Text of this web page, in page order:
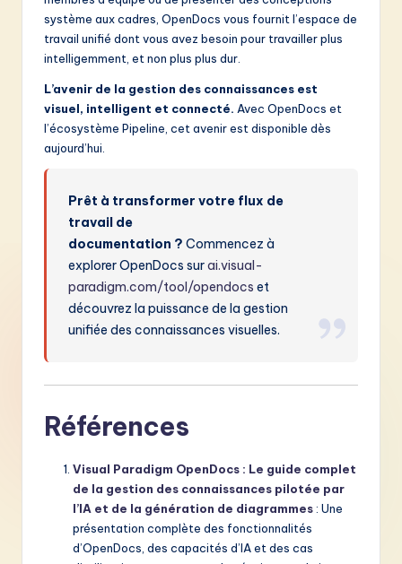
système aux cadres, OpenDocs vous fournit l’espace de
travail unifié dont vous avez besoin pour travailler plus
intelligemment, et non plus plus dur.
L’avenir de la gestion des connaissances est
visuel, intelligent et connecté. Avec OpenDocs et
l’écosystème Pipeline, cet avenir est disponible dès
aujourd’hui.
Prêt à transformer votre flux de
travail de
documentation ? Commencez à
explorer OpenDocs surai.visual-
paradigm.com/tool/opendocs et
découvrez la puissance de la gestion
unifiée des connaissances visuelles.
Références
Visual Paradigm OpenDocs : Le guide complet
de la gestion des connaissances pilotée par
l’IA et de la génération de diagrammes : Une
présentation complète des fonctionnalités
d’OpenDocs, des capacités d’IA et des cas